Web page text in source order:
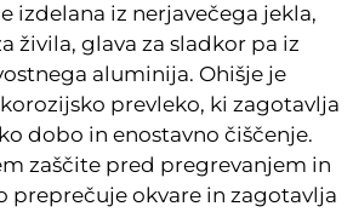
izdelana iz nerjavečega jekla,
živila, glava za sladkor pa iz
aluminija. Ohišje je
prevleko, ki zagotavlja
dobo in enostavno čiščenje.
zaščite pred pregrevanjem in
preprečuje okvare in zagotavlja